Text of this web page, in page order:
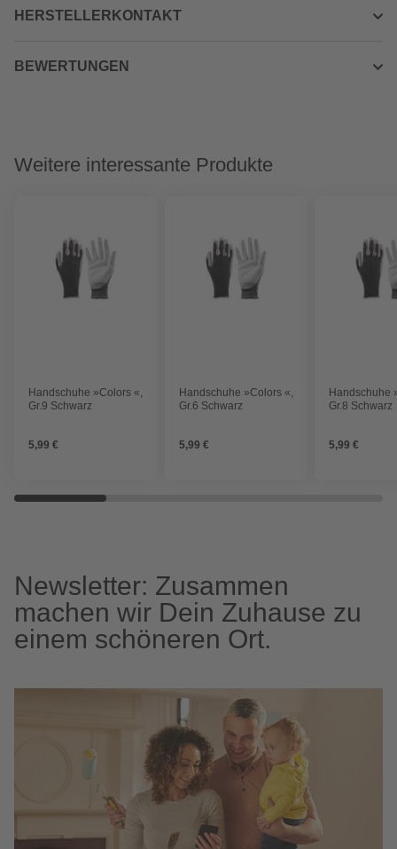
HERSTELLERKONTAKT
BEWERTUNGEN
Weitere interessante Produkte
Handschuhe »Colors «,
Gr.9 Schwarz
5,99 €
Handschuhe »Colors «,
Gr.6 Schwarz
5,99 €
Handschuhe
Gr.8 Schwarz
5,99 €
Newsletter: Zusammen
machen wir Dein Zuhause zu
einem schöneren Ort.